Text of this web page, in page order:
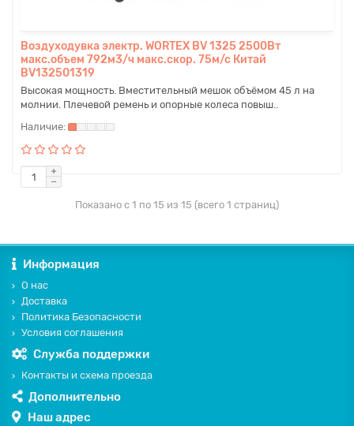
Воздуходувка электр. WORTEX BV 1325 2500Вт
макс.объем 792м3/ч макс.скор. 75м/с Китай
BV132501319
Высокая мощность. Вместительный мешок объёмом 45 л на
молнии. Плечевой ремень и опорные колеса повыш..
Показано с 1 по 15 из 15 (всего 1 страниц)
Информация
О нас
Доставка
Политика Безопасности
Условия соглашения
Служба поддержки
Контакты и схема проезда
Дополнительно
Наш адрес